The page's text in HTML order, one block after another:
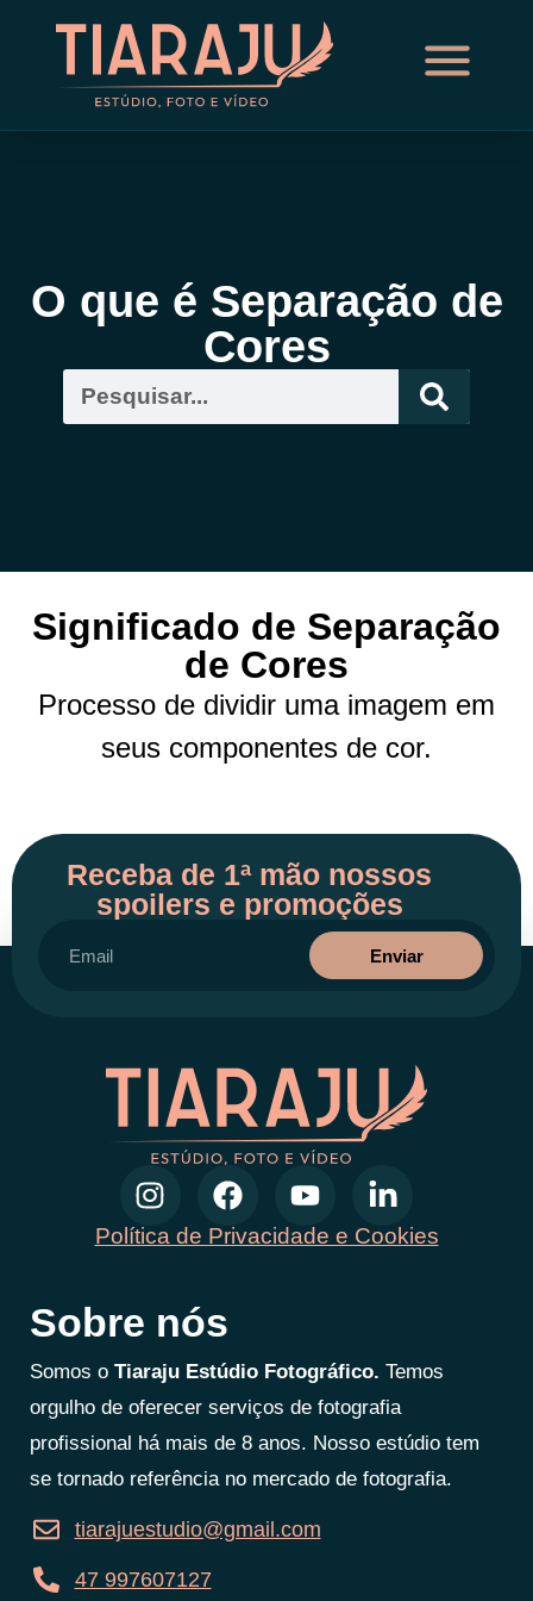
O que é Separação de
Cores
Significado de Separação
de Cores
Processo de dividir uma imagem em
seus componentes de cor.
Receba de 1ª mão nossos
spoilers e promoções
Enviar
Política de Privacidade e Cookies
Sobre nós
Somos o Tiaraju Estúdio Fotográfico. Temos
orgulho de oferecer serviços de fotografia
profissional há mais de 8 anos. Nosso estúdio tem
se tornado referência no mercado de fotografia.
tiarajuestudio@gmail.com
47 997607127